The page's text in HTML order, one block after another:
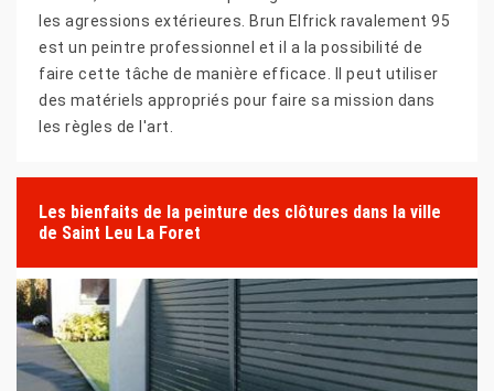
les agressions extérieures. Brun Elfrick ravalement 95
est un peintre professionnel et il a la possibilité de
faire cette tâche de manière efficace. Il peut utiliser
des matériels appropriés pour faire sa mission dans
les règles de l'art.
Les bienfaits de la peinture des clôtures dans la ville
de Saint Leu La Foret